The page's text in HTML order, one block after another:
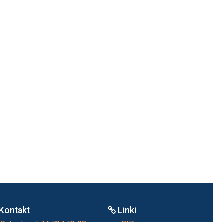
Kontakt Linki